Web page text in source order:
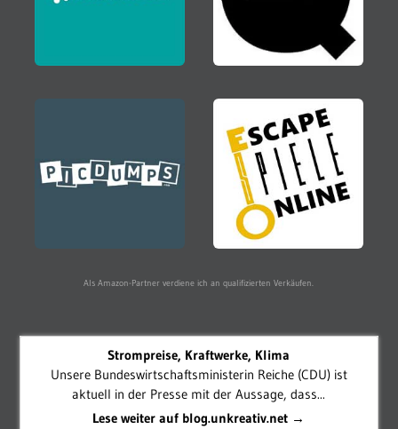
Als Amazon-Partner verdiene ich an qualifizierten Verkäufen.
Strompreise, Kraftwerke, Klima
Unsere Bundeswirtschaftsministerin Reiche (CDU) ist
aktuell in der Presse mit der Aussage, dass...
Lese weiter auf blog.unkreativ.net →